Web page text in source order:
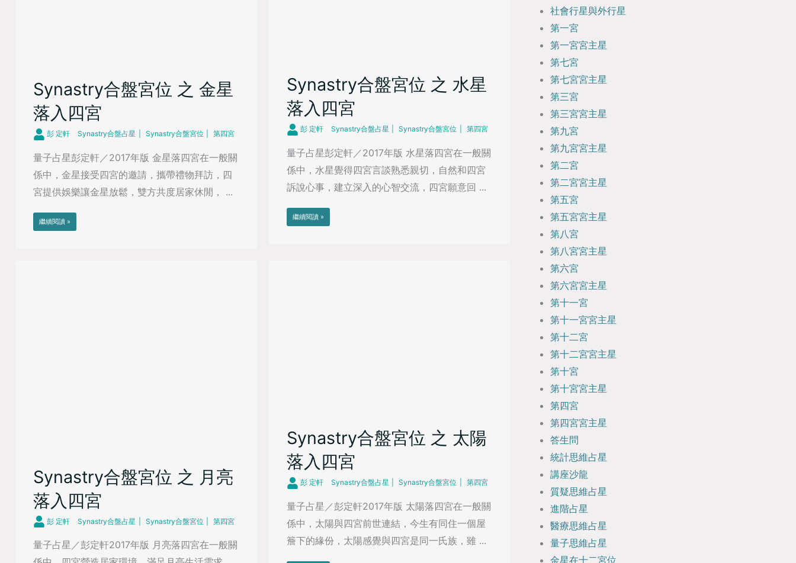
Synastry合盤宮位 之 金星
落入四宮
彭 定軒 Synastry合盤占星 Synastry合盤宮位 第四宮
量子占星彭定軒／2017年版 金星落四宮在一般關
係中，金星接受四宮的邀請，攜帶禮物拜訪，四
宮提供娛樂讓金星放鬆，雙方共度居家休閒， ...
繼續閱讀 »
Synastry合盤宮位 之 水星
落入四宮
彭 定軒 Synastry合盤占星 Synastry合盤宮位 第四宮
量子占星彭定軒／2017年版 水星落四宮在一般關
係中，水星覺得四宮言談熟悉親切，自然和四宮
訴說心事，建立深入的心智交流，四宮願意回 ...
繼續閱讀 »
Synastry合盤宮位 之 月亮
落入四宮
彭 定軒 Synastry合盤占星 Synastry合盤宮位 第四宮
量子占星／彭定軒2017年版 月亮落四宮在一般關
Synastry合盤宮位 之 太陽
落入四宮
彭 定軒 Synastry合盤占星 Synastry合盤宮位 第四宮
量子占星／彭定軒2017年版 太陽落四宮在一般關
係中，太陽與四宮前世連結，今生有同住一個屋
簷下的緣份，太陽感覺與四宮是同一氏族，雖 ...
社會行星與外行星
第一宮
第一宮宮主星
第七宮
第七宮宮主星
第三宮
第三宮宮主星
第九宮
第九宮宮主星
第二宮
第二宮宮主星
第五宮
第五宮宮主星
第八宮
第八宮宮主星
第六宮
第六宮宮主星
第十一宮
第十一宮宮主星
第十二宮
第十二宮宮主星
第十宮
第十宮宮主星
第四宮
第四宮宮主星
答生問
統計思維占星
講座沙龍
質疑思維占星
進階占星
醫療思維占星
量子思維占星
金星在十二宮位